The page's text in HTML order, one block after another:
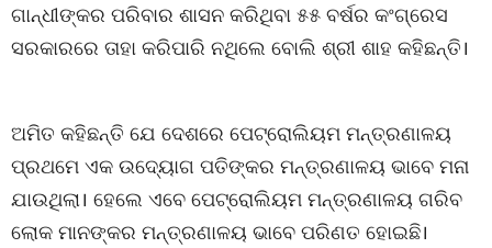
ଗାନ୍ଧୀଙ୍କର ପରିବାର ଶାସନ କରିଥିବା ୫୫ ବର୍ଷର କଂଗ୍ରେସ
ସରକାରରେ ତାହା କରିପାରି ନଥିଲେ ବୋଲି ଶ୍ରୀ ଶାହ କହିଛନ୍ତି।
ଅମିତ କହିଛନ୍ତି ଯେ ଦେଶରେ ପେଟ୍ରୋଲିୟମ ମନ୍ତ୍ରଣାଳୟ
ପ୍ରଥମେ ଏକ ଉଦ୍ୟୋଗ ପତିଙ୍କର ମନ୍ତ୍ରଣାଳୟ ଭାବେ ମନା
ଯାଉଥିଲା। ହେଲେ ଏବେ ପେଟ୍ରୋଲିୟମ ମନ୍ତ୍ରଣାଳୟ ଗରିବ
ଲୋକ ମାନଙ୍କର ମନ୍ତ୍ରଣାଳୟ ଭାବେ ପରିଣତ ହୋଇଛି।